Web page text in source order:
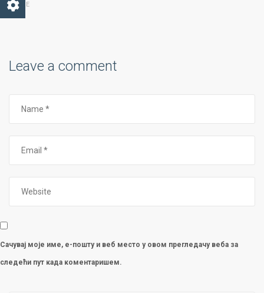
SHARE
Leave a comment
Сачувај моје име, е-пошту и веб место у овом прегледачу веба за
следећи пут када коментаришем.